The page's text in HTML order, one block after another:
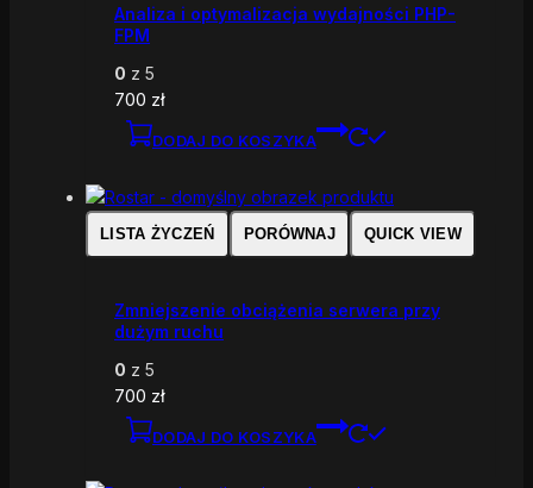
Analiza i optymalizacja wydajności PHP-
FPM
0 z 5
700 zł
DODAJ DO KOSZYKA
LISTA ŻYCZEŃ PORÓWNAJ QUICK VIEW
Zmniejszenie obciążenia serwera przy
dużym ruchu
0 z 5
700 zł
DODAJ DO KOSZYKA